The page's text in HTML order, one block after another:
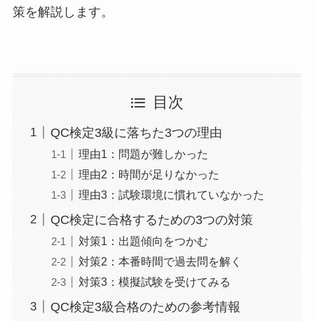
策を解説します。
目次
QC検定3級に落ちた3つの理由
理由1：問題が難しかった
理由2：時間が足りなかった
理由3：試験環境に慣れていなかった
QC検定に合格するための3つの対策
対策1：出題傾向をつかむ
対策2：本番時間で過去問を解く
対策3：模擬試験を受けてみる
QC検定3級合格のための参考情報